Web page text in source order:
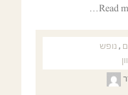
, נופש